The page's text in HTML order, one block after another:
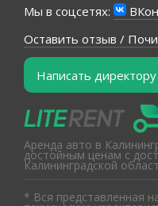
Мы в соцсетях:
Оставить отзыв /
Написать директору
Аренда авто в
достойным ценам с
Калининградской
* Вся представленная